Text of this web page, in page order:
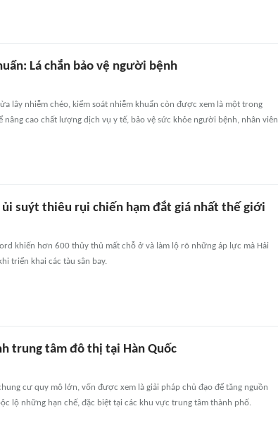
Lá chắn bảo vệ người bệnh
lây nhiễm chéo, kiểm soát nhiễm khuẩn còn được xem là một trong
nâng cao chất lượng dịch vụ y tế, bảo vệ sức khỏe người bệnh, nhân viên
suýt thiêu rụi chiến hạm đắt giá nhất thế giới
khiến hơn 600 thủy thủ mất chỗ ở và làm lộ rõ những áp lực mà Hải
triển khai các tàu sân bay.
trung tâm đô thị tại Hàn Quốc
cư quy mô lớn, vốn được xem là giải pháp chủ đạo để tăng nguồn
lộ những hạn chế, đặc biệt tại các khu vực trung tâm thành phố.